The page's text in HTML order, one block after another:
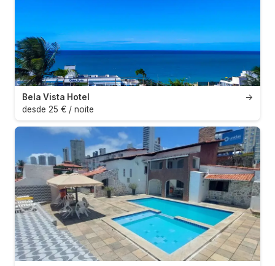
→
Bela Vista Hotel
desde 25 € / noite